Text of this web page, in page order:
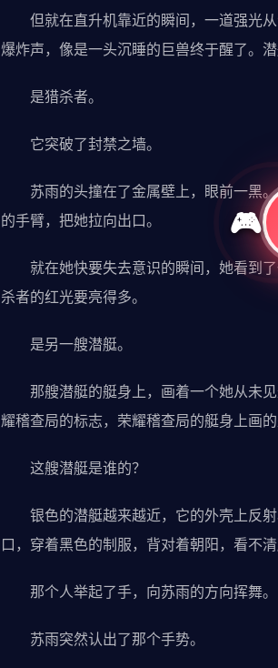
但就在直升机靠近的瞬间，一道强光从
爆炸声，像是一头沉睡的巨兽终于醒了。
是猎杀者。
它突破了封禁之墙。
苏雨的头撞在了金属壁上，眼前一黑。
的手臂，把她拉向出口。
就在她快要失去意识的瞬间，她看到了
杀者的红光要亮得多。
是另一艘潜艇。
那艘潜艇的艇身上，画着一个她从未见
耀稽查局的标志，荣耀稽查局的艇身上画的
这艘潜艇是谁的？
银色的潜艇越来越近，它的外壳上反射
口，穿着黑色的制服，背对着朝阳，看不清
那个人举起了手，向苏雨的方向挥舞。
苏雨突然认出了那个手势。